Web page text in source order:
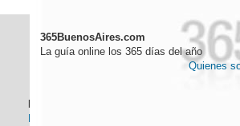
365BuenosAires.com
La guía online los 365 días del año
Quienes